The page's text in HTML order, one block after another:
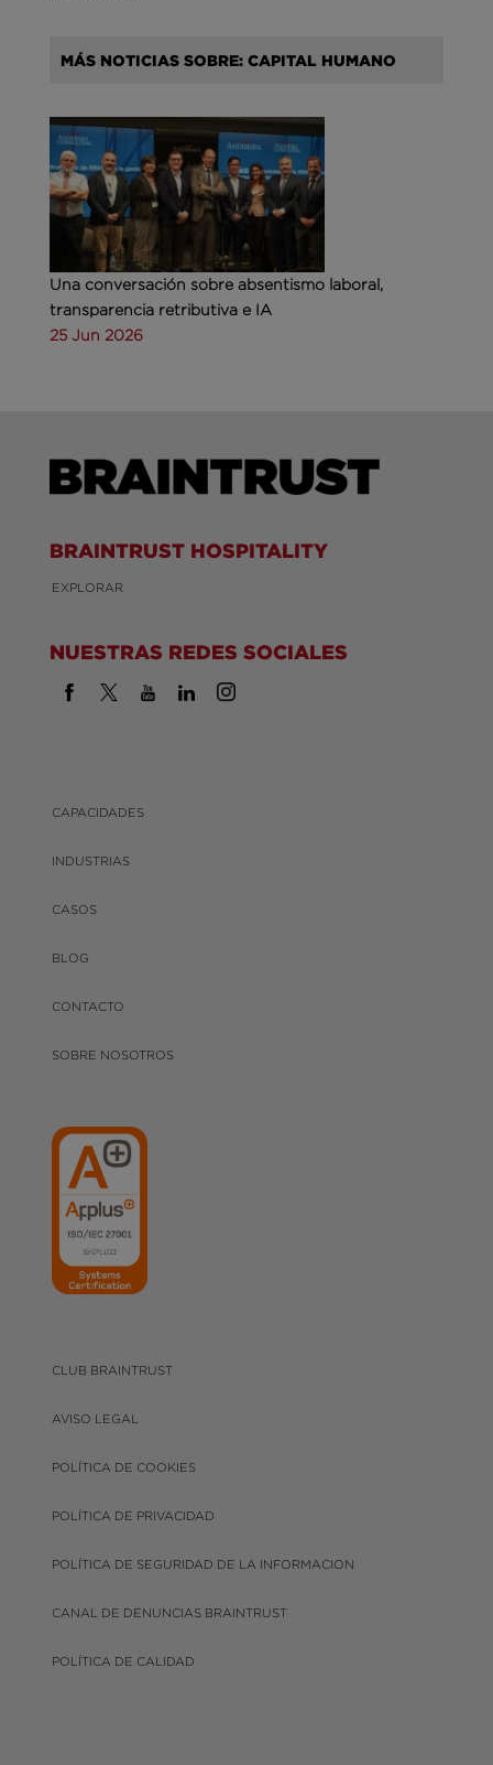
MÁS NOTICIAS SOBRE: CAPITAL HUMANO
Una conversación sobre absentismo laboral,
transparencia retributiva e IA
25 Jun 2026
BRAINTRUST HOSPITALITY
EXPLORAR
NUESTRAS REDES SOCIALES
CAPACIDADES
INDUSTRIAS
CASOS
BLOG
CONTACTO
SOBRE NOSOTROS
CLUB BRAINTRUST
AVISO LEGAL
POLÍTICA DE COOKIES
POLÍTICA DE PRIVACIDAD
POLÍTICA DE SEGURIDAD DE LA INFORMACION
CANAL DE DENUNCIAS BRAINTRUST
POLÍTICA DE CALIDAD